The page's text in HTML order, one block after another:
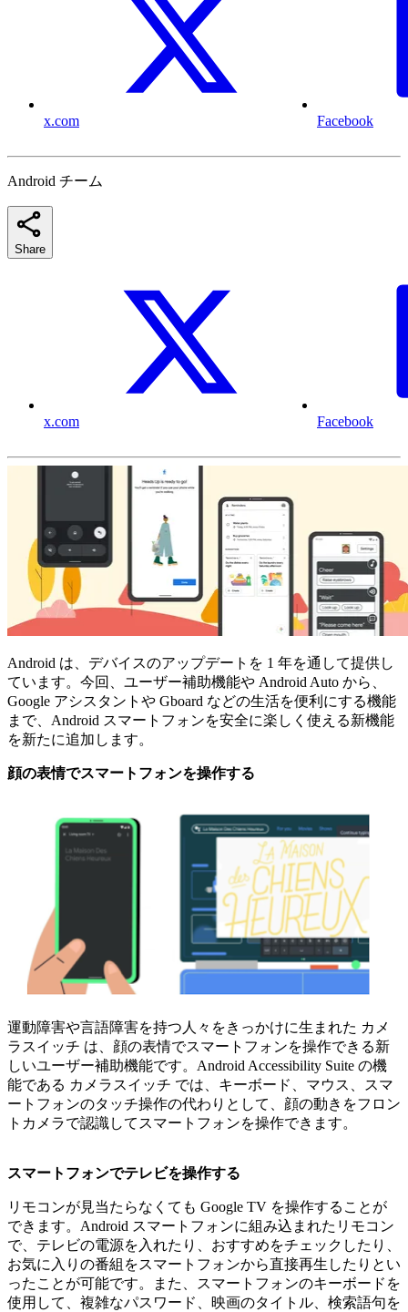
x.com Facebook
Android チーム
Share
x.com Facebook
Android は、デバイスのアップデートを 1 年を通して提供し
ています。今回、ユーザー補助機能や Android Auto から、
Google アシスタントや Gboard などの生活を便利にする機能
まで、Android スマートフォンを安全に楽しく使える新機能
を新たに追加します。
顔の表情でスマートフォンを操作する
運動障害や言語障害を持つ人々をきっかけに生まれた カメ
ラスイッチ は、顔の表情でスマートフォンを操作できる新
しいユーザー補助機能です。Android Accessibility Suite の機
能である カメラスイッチ では、キーボード、マウス、スマ
ートフォンのタッチ操作の代わりとして、顔の動きをフロン
トカメラで認識してスマートフォンを操作できます。
スマートフォンでテレビを操作する
リモコンが見当たらなくても Google TV を操作することが
できます。Android スマートフォンに組み込まれたリモコン
で、テレビの電源を入れたり、おすすめをチェックしたり、
お気に入りの番組をスマートフォンから直接再生したりとい
ったことが可能です。また、スマートフォンのキーボードを
使用して、複雑なパスワード、映画のタイトル、検索語句を